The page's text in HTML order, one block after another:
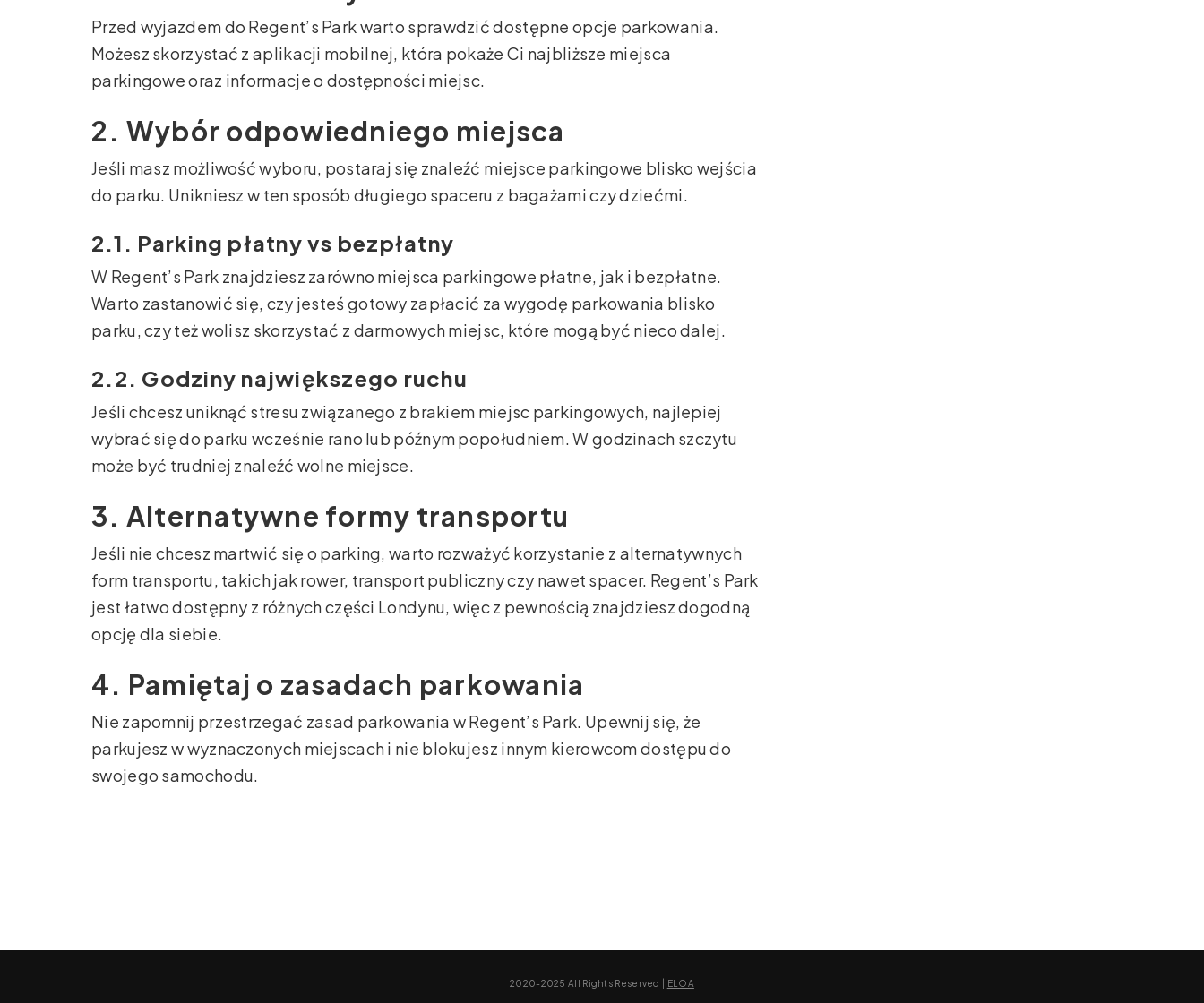
Przed wyjazdem do Regent’s Park warto sprawdzić dostępne opcje parkowania.
Możesz skorzystać z aplikacji mobilnej, która pokaże Ci najbliższe miejsca
parkingowe oraz informacje o dostępności miejsc.
2. Wybór odpowiedniego miejsca
Jeśli masz możliwość wyboru, postaraj się znaleźć miejsce parkingowe blisko wejścia
do parku. Unikniesz w ten sposób długiego spaceru z bagażami czy dziećmi.
2.1. Parking płatny vs bezpłatny
W Regent’s Park znajdziesz zarówno miejsca parkingowe płatne, jak i bezpłatne.
Warto zastanowić się, czy jesteś gotowy zapłacić za wygodę parkowania blisko
parku, czy też wolisz skorzystać z darmowych miejsc, które mogą być nieco dalej.
2.2. Godziny największego ruchu
Jeśli chcesz uniknąć stresu związanego z brakiem miejsc parkingowych, najlepiej
wybrać się do parku wcześnie rano lub późnym popołudniem. W godzinach szczytu
może być trudniej znaleźć wolne miejsce.
3. Alternatywne formy transportu
Jeśli nie chcesz martwić się o parking, warto rozważyć korzystanie z alternatywnych
form transportu, takich jak rower, transport publiczny czy nawet spacer. Regent’s Park
jest łatwo dostępny z różnych części Londynu, więc z pewnością znajdziesz dogodną
opcję dla siebie.
4. Pamiętaj o zasadach parkowania
Nie zapomnij przestrzegać zasad parkowania w Regent’s Park. Upewnij się, że
parkujesz w wyznaczonych miejscach i nie blokujesz innym kierowcom dostępu do
swojego samochodu.
2020-2025 All Rights Reserved | ELOA